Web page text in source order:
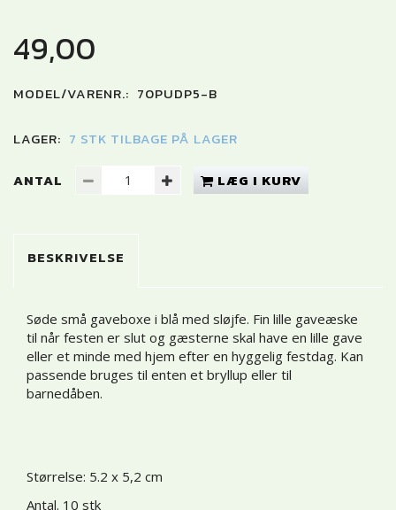
49,00
MODEL/VARENR.: 70PUDP5-B
LAGER: 7 STK TILBAGE PÅ LAGER
ANTAL LÆG I KURV
BESKRIVELSE
Søde små gaveboxe i blå med sløjfe. Fin lille gaveæske
til når festen er slut og gæsterne skal have en lille gave
eller et minde med hjem efter en hyggelig festdag. Kan
passende bruges til enten et bryllup eller til
barnedåben.
Størrelse: 5.2 x 5,2 cm
Antal. 10 stk